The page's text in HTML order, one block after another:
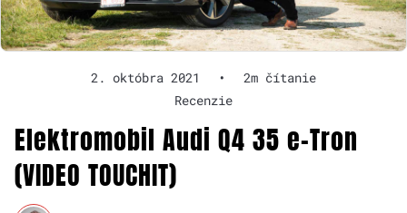
2. októbra 2021 •
2m čítanie
Recenzie
Elektromobil Audi Q4 35 e-Tron
(VIDEO TOUCHIT)